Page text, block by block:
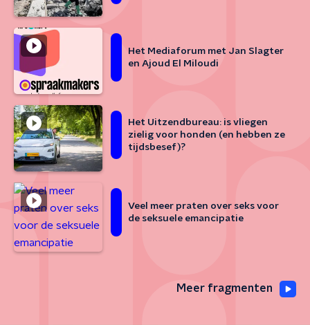
Het Mediaforum met Jan Slagter
en Ajoud El Miloudi
Het Uitzendbureau: is vliegen
zielig voor honden (en hebben ze
tijdsbesef)?
Veel meer praten over seks voor
de seksuele emancipatie
Meer fragmenten